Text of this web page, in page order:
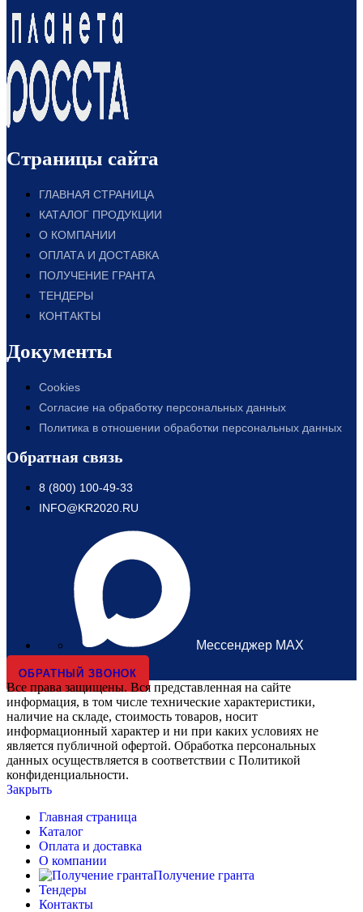
Страницы сайта
ГЛАВНАЯ СТРАНИЦА
КАТАЛОГ ПРОДУКЦИИ
О КОМПАНИИ
ОПЛАТА И ДОСТАВКА
ПОЛУЧЕНИЕ ГРАНТА
ТЕНДЕРЫ
КОНТАКТЫ
Документы
Cookies
Согласие на обработку персональных данных
Политика в отношении обработки персональных данных
Обратная связь
8 (800) 100-49-33
INFO@KR2020.RU
Мессенджер MAX
ОБРАТНЫЙ ЗВОНОК
Все права защищены. Вся представленная на сайте
информация, в том числе технические характеристики,
наличие на складе, стоимость товаров, носит
информационный характер и ни при каких условиях не
является публичной офертой. Обработка персональных
данных осуществляется в соответствии с Политикой
конфиденциальности.
Закрыть
Главная страница
Каталог
Оплата и доставка
О компании
Получение гранта
Тендеры
Контакты